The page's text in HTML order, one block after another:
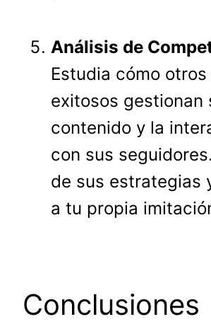
Análisis de
Estudia cómo
exitosos gestionan
contenido y la
con sus
de sus estrategias
a tu propia
Conclusiones